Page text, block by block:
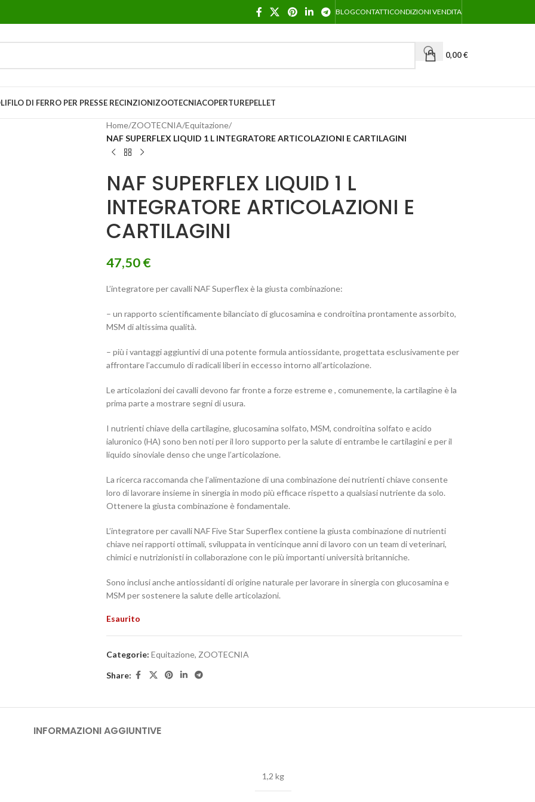
BLOGCONTATTICONDIZIONI VENDITA
0,00€
FILO DI FERRO PER PRESSE RECINZIONIZOOTECNIACOPERTUREPELLET
Home/ZOOTECNIA/Equitazione/
NAF SUPERFLEX LIQUID 1 L INTEGRATORE ARTICOLAZIONI E CARTILAGINI
NAF SUPERFLEX LIQUID 1 L
INTEGRATORE ARTICOLAZIONI E
CARTILAGINI
47,50€
L’integratore per cavalli NAF Superflex è la giusta combinazione:
– un rapporto scientificamente bilanciato di glucosamina e condroitina prontamente assorbito,
MSM di altissima qualità.
– più i vantaggi aggiuntivi di una potente formula antiossidante, progettata esclusivamente per
affrontare l’accumulo di radicali liberi in eccesso intorno all’articolazione.
Le articolazioni dei cavalli devono far fronte a forze estreme e , comunemente, la cartilagine è la
prima parte a mostrare segni di usura.
I nutrienti chiave della cartilagine, glucosamina solfato, MSM, condroitina solfato e acido
ialuronico (HA) sono ben noti per il loro supporto per la salute di entrambe le cartilagini e per il
liquido sinoviale denso che unge l’articolazione.
La ricerca raccomanda che l’alimentazione di una combinazione dei nutrienti chiave consente
loro di lavorare insieme in sinergia in modo più efficace rispetto a qualsiasi nutriente da solo.
Ottenere la giusta combinazione è fondamentale.
L’integratore per cavalli NAF Five Star Superflex contiene la giusta combinazione di nutrienti
chiave nei rapporti ottimali, sviluppata in venticinque anni di lavoro con un team di veterinari,
chimici e nutrizionisti in collaborazione con le più importanti università britanniche.
Sono inclusi anche antiossidanti di origine naturale per lavorare in sinergia con glucosamina e
MSM per sostenere la salute delle articolazioni.
Esaurito
Categorie: Equitazione, ZOOTECNIA
Share:
INFORMAZIONI AGGIUNTIVE
1,2 kg